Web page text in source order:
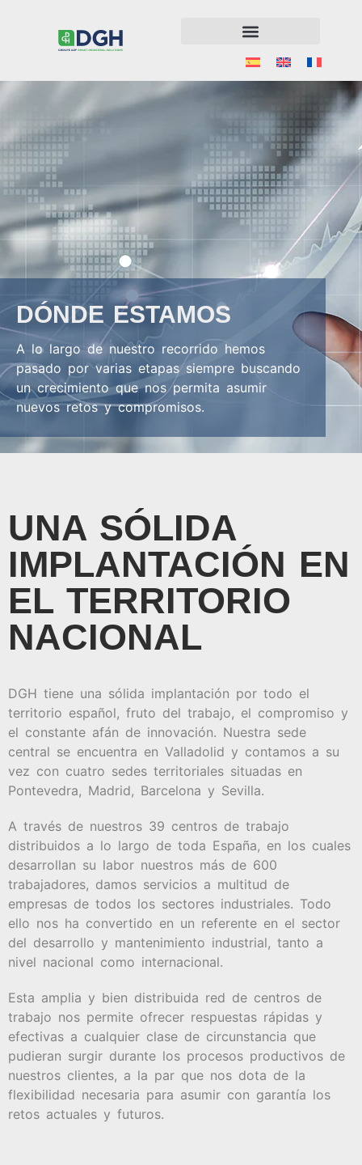
DÓNDE ESTAMOS
A lo largo de nuestro recorrido hemos
pasado por varias etapas siempre buscando
un crecimiento que nos permita asumir
nuevos retos y compromisos.
UNA SÓLIDA
IMPLANTACIÓN EN
EL TERRITORIO
NACIONAL
DGH tiene una sólida implantación por todo el
territorio español, fruto del trabajo, el compromiso y
el constante afán de innovación. Nuestra sede
central se encuentra en Valladolid y contamos a su
vez con cuatro sedes territoriales situadas en
Pontevedra, Madrid, Barcelona y Sevilla.
A través de nuestros 39 centros de trabajo
distribuidos a lo largo de toda España, en los cuales
desarrollan su labor nuestros más de 600
trabajadores, damos servicios a multitud de
empresas de todos los sectores industriales. Todo
ello nos ha convertido en un referente en el sector
del desarrollo y mantenimiento industrial, tanto a
nivel nacional como internacional.
Esta amplia y bien distribuida red de centros de
trabajo nos permite ofrecer respuestas rápidas y
efectivas a cualquier clase de circunstancia que
pudieran surgir durante los procesos productivos de
nuestros clientes, a la par que nos dota de la
flexibilidad necesaria para asumir con garantía los
retos actuales y futuros.